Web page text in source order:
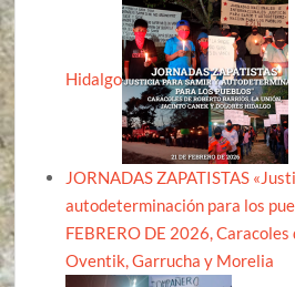
Hidalgo
JORNADAS ZAPATISTAS
autodeterminación para los
FEBRERO DE 2026, Caracoles
Oventik, Garrucha y Morelia